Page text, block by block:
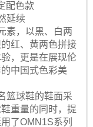
配色款
延续
素，以黑、白两
红、黄两色拼接
，更是在展现伦
中国式色彩美
篮球鞋的鞋面采
重量的同时，提
了OMN1S系列